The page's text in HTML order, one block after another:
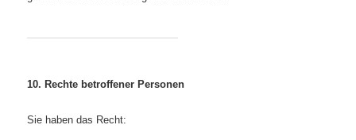
10. Rechte betroffener Personen
Sie haben das Recht: